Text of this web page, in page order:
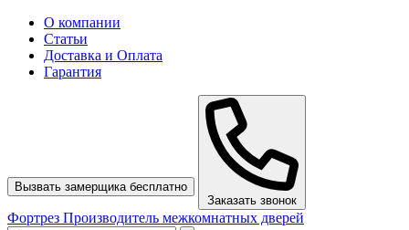
О компании
Статьи
Доставка и Оплата
Гарантия
Вызвать замерщика бесплатно
Заказать звонок
Фортрез Производитель межкомнатных дверей